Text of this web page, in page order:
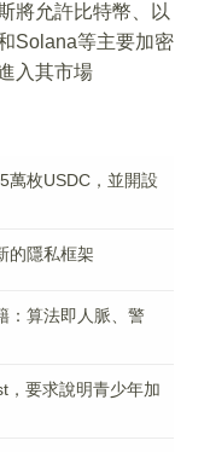
將允許比特幣、以
Solana等主要加密
入其市場
萬枚USDC，並開設
的隱私框架
：算法即人脈、警
，要求說明青少年加